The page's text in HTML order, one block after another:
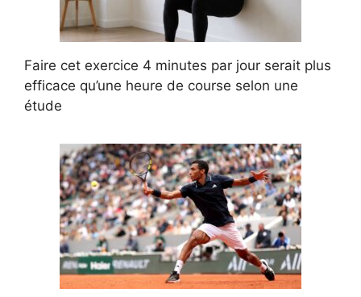
Faire cet exercice 4 minutes par jour serait plus
efficace qu’une heure de course selon une
étude